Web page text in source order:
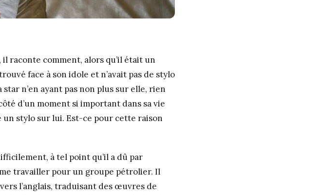
raconte comment, alors qu’il était un
face à son idole et n’avait pas de stylo
n’en ayant pas non plus sur elle, rien
d’un moment si important dans sa vie
un stylo sur lui. Est-ce pour cette raison
à tel point qu’il a dû par
travailler pour un groupe pétrolier. Il
l’anglais, traduisant des œuvres de